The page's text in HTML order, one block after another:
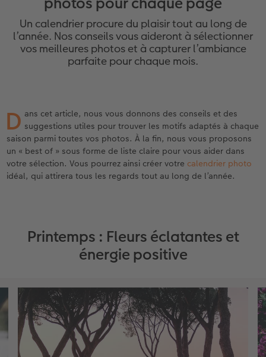
Étui personnalisé
Pochette souvenirs
LIVRE PHOTO CEWE Bébé
Premières étapes
Possibilités de commande
Exemples
Coffeetable Book «Art Collection»
Accessoires
Tirages photo sur papier recyclé
Poster premium
Lot de photos
Tirages immédiats
Photo d’identité
Accessoires
Affiche carte personnalisée
Pêle-mêle
hexxas
Photo sur alu-dibond
Photo sur bois
Tableau photo Prestige
Multi-déco
Conseils décoration murale
Accessoires
Autres occasions
Cartes à rabat
Cartes photo
Carte à l’unité
Décoration
Jeux
École et bureau
Faber-Castell
Tirages créatifs
Boîte cadeau photo
Carte cadeau CEWE
Boîte à friandises personnalisée
Nouveautés
Calendriers muraux avec design
Calendrier mural A4
Calendrier mural A4 Panorama
Calendrier de bureau carré
Accessoires
Carte de vœux personnalisée
Planche de photos
Pêle-mêle
Photos d’identité biométriques
Trouvez un magasin
pour l’anniversaire
Cadeaux de fête des mères
Cadeaux pour le départ
pour les jeunes mariés
pour l’EVJF
Mariage
Livre de l’année
Concours photos
Un calendrier procure du plaisir tout au long de
l’année. Nos conseils vous aideront à sélectionner
vos meilleures photos et à capturer l’ambiance
parfaite pour chaque mois.
D ans cet article, nous vous donnons des conseils et des
suggestions utiles pour trouver les motifs adaptés à chaque
saison parmi toutes vos photos. À la fin, nous vous proposons
un « best of » sous forme de liste claire pour vous aider dans
votre sélection. Vous pourrez ainsi créer votre calendrier photo
idéal, qui attirera tous les regards tout au long de l’année.
Printemps : Fleurs éclatantes et
énergie positive